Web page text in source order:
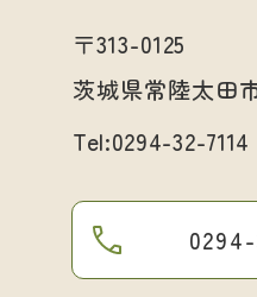
〒313-0125
茨城県常陸太田
Tel:0294-32-7114